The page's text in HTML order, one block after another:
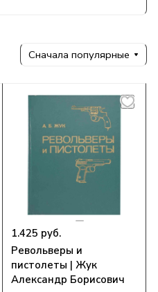
Сначала популярные
1.425 руб.
Револьверы и
пистолеты | Жук
Александр Борисович